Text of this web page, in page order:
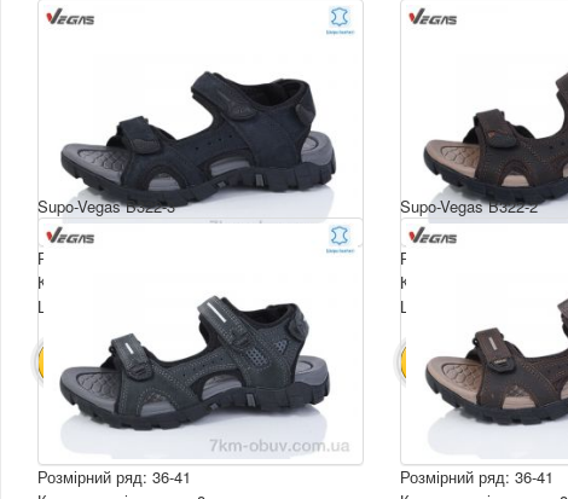
Розмірний ряд: 36-41
Комплектація ящика: 8
Ціна за пару: 16 $
В КОШИК 128 $
Розмірний ряд: 41-46
Комплектація ящика: 8
Ціна за пару: 16 $
В КОШИК 128 $
Supo-Vegas B322-3
Розмірний ряд: 36-41
Supo-Vegas B322-2
Розмірний ряд: 36-41